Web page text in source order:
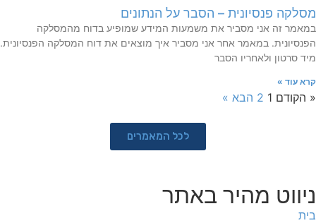
מסלקה פנסיונית – הסבר על הנתונים
במאמר זה אני מסביר את משמעות המידע שמופיע בדוח מהמסלקה
הפנסיונית. במאמר אחר אני מסביר איך מוצאים את דוח המסלקה הפנסיונית.
מיד סרטון ולאחריו הסבר
קרא עוד »
« הקודם 1
2 הבא »
לכל המאמרים
ניווט מהיר באתר
בית